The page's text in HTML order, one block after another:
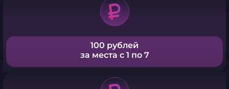
100 рублей
за места с 1 по 7